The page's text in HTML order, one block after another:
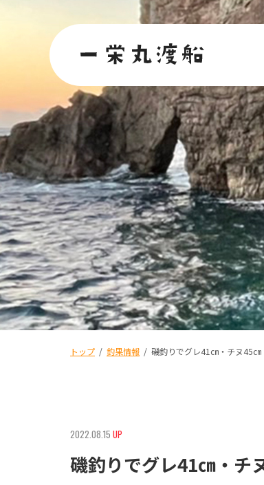
トップ / 釣果情報 / 磯釣りでグレ41㎝・チヌ45㎝
2022.08.15 UP
磯釣りでグレ41㎝・チ